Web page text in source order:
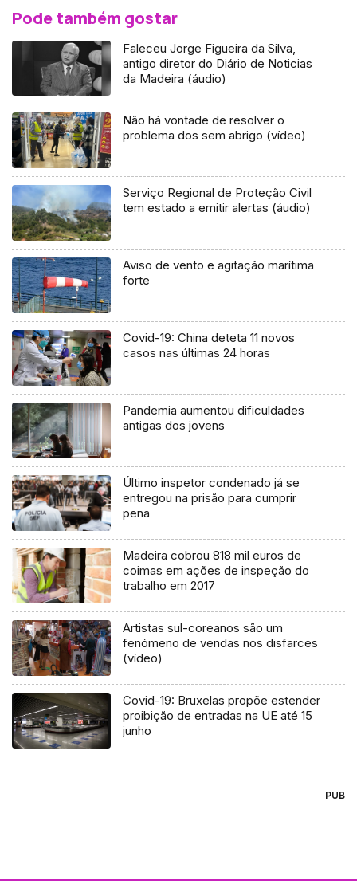
Pode também gostar
Faleceu Jorge Figueira da Silva,
antigo diretor do Diário de Noticias
da Madeira (áudio)
Não há vontade de resolver o
problema dos sem abrigo (vídeo)
Serviço Regional de Proteção Civil
tem estado a emitir alertas (áudio)
Aviso de vento e agitação marítima
forte
Covid-19: China deteta 11 novos
casos nas últimas 24 horas
Pandemia aumentou dificuldades
antigas dos jovens
Último inspetor condenado já se
entregou na prisão para cumprir
pena
Madeira cobrou 818 mil euros de
coimas em ações de inspeção do
trabalho em 2017
Artistas sul-coreanos são um
fenómeno de vendas nos disfarces
(vídeo)
Covid-19: Bruxelas propõe estender
proibição de entradas na UE até 15
junho
PUB